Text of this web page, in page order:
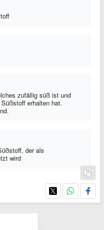
zufällig süß ist und
erhalten hat.
der als
wird